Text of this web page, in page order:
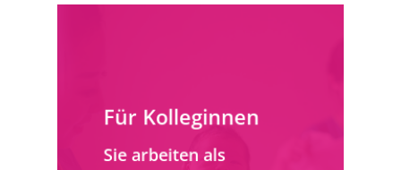
Für Kolleginnen
Sie arbeiten als